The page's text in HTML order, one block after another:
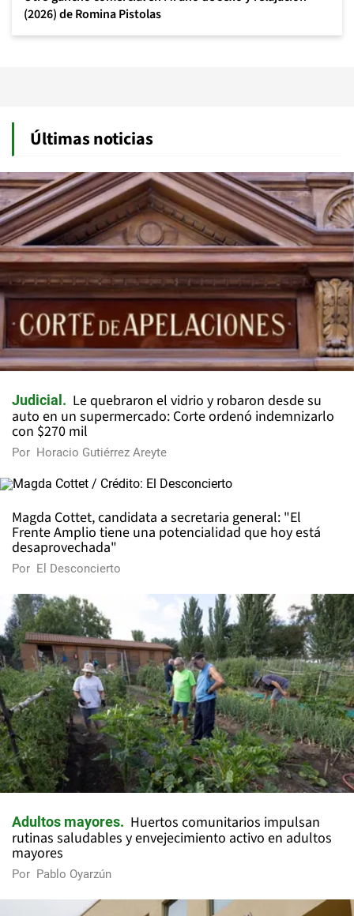
(2026) de Romina Pistolas
Últimas noticias
Judicial
Le quebraron el vidrio y robaron desde su
auto en un supermercado: Corte ordenó indemnizarlo
con $270 mil
Por Horacio Gutiérrez Areyte
Magda Cottet, candidata a secretaria general: "El
Frente Amplio tiene una potencialidad que hoy está
desaprovechada"
Por El Desconcierto
Adultos mayores
Huertos comunitarios impulsan
rutinas saludables y envejecimiento activo en adultos
mayores
Por Pablo Oyarzún